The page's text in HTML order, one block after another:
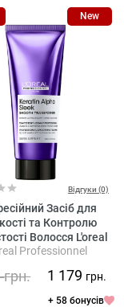
New
Відгуки (0)
Засіб для
та Контролю
Волосся L'oreal
Serie Expert
Transformer
Professionnel
грн. 1 179 грн.
+ 58 бонусів